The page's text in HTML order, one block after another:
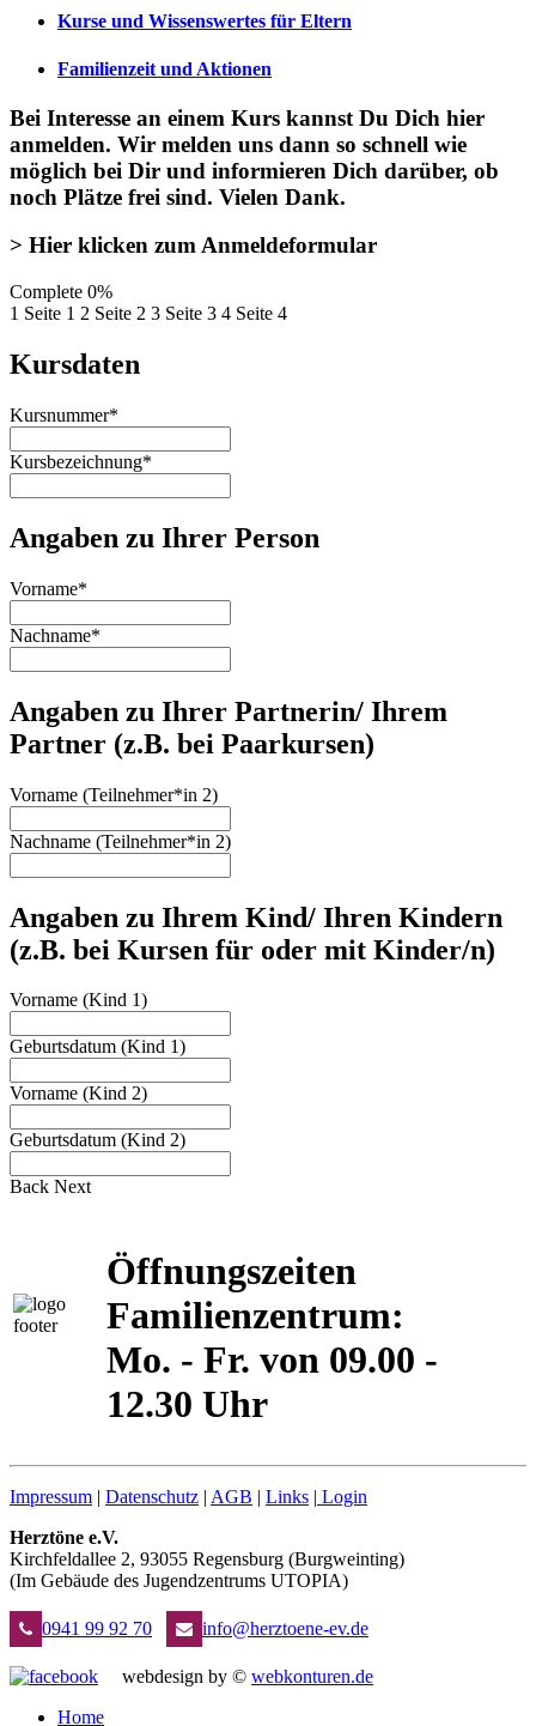
Kurse und Wissenswertes für Eltern
Familienzeit und Aktionen
Bei Interesse an einem Kurs kannst Du Dich hier
anmelden. Wir melden uns dann so schnell wie
möglich bei Dir und informieren Dich darüber, ob
noch Plätze frei sind. Vielen Dank.
> Hier klicken zum Anmeldeformular
Complete 0%
1 Seite 1 2 Seite 2 3 Seite 3 4 Seite 4
Kursdaten
Kursnummer*
Kursbezeichnung*
Angaben zu Ihrer Person
Vorname*
Nachname*
Angaben zu Ihrer Partnerin/ Ihrem
Partner (z.B. bei Paarkursen)
Vorname (Teilnehmer*in 2)
Nachname (Teilnehmer*in 2)
Angaben zu Ihrem Kind/ Ihren Kindern
(z.B. bei Kursen für oder mit Kinder/n)
Vorname (Kind 1)
Geburtsdatum (Kind 1)
Vorname (Kind 2)
Geburtsdatum (Kind 2)
Back Next
Öffnungszeiten
Familienzentrum:
Mo. - Fr. von 09.00 -
12.30 Uhr
Impressum Datenschutz AGB Links
Login
Herztöne e.V.
Kirchfeldallee 2, 93055 Regensburg (Burgweinting)
(Im Gebäude des Jugendzentrums UTOPIA)
0941 99 92 70 info@herztoene-ev.de
webdesign by © webkonturen.de
Home